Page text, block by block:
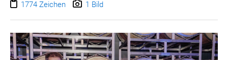
1774 Zeichen 1 Bild